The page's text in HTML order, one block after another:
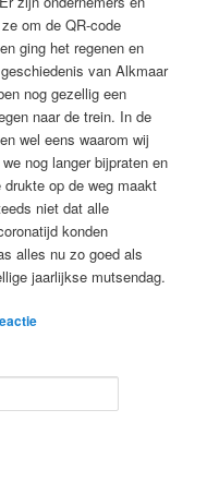
om de QR-code
ging het regenen en
van Alkmaar
nog gezellig een
naar de trein. In de
wel eens waarom wij
nog langer bijpraten en
op de weg maakt
niet dat alle
konden
alles nu zo goed als
jaarlijkse mutsendag.